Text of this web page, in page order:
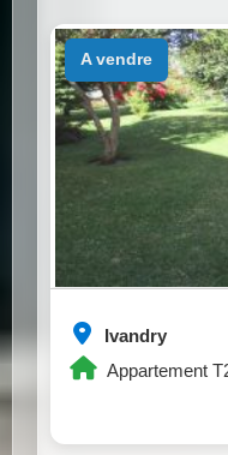
Ivandry
Appartement
a vendre